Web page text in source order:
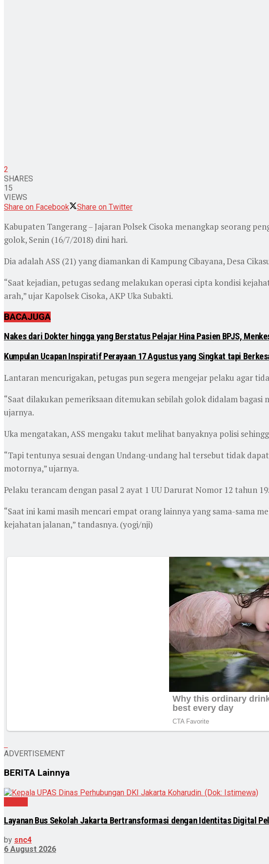
2
SHARES
15
VIEWS
Share on Facebook
Share on Twitter
Kabupaten Tangerang – Jajaran Polsek Cisoka menangkap seorang
golok, Senin (16/7/2018) dini hari.
Dia adalah ASS (21) yang diamankan di Kampung Cibayana, Desa
“Saat kejadian, petugas sedang melakukan operasi cipta kondisi
arah,” ujar Kapolsek Cisoka, AKP Uka Subakti.
BACAJUGA
Nakes dari Dokter hingga yang Berstatus Pelajar Hina Pasien BPJS,
Kumpulan Ucapan Inspiratif Perayaan 17 Agustus yang Singkat tapi
Lantaran mencurigakan, petugas pun segera mengejar pelaku agar
“Saat dilakukan pemeriksaan ditemukan sebilah golok didalam
ujarnya.
Uka mengatakan, ASS mengaku takut melihat banyaknya polisi
“Tapi tentunya sesuai dengan Undang-undang hal tersebut tidak
motornya,” ujarnya.
Pelaku terancam dengan pasal 2 ayat 1 UU Darurat Nomor 12 tahun
“Saat ini kami masih mencari empat orang lainnya yang sama-sama
kejahatan jalanan,” tandasnya. (yogi/nji)
ADVERTISEMENT
BERITA Lainnya
Layanan Bus Sekolah Jakarta Bertransformasi dengan Identitas Digital
by snc4
6 August 2026